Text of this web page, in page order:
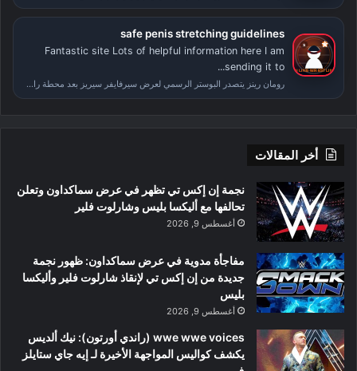
safe penis stretching guidelines
Fantastic site Lots of helpful information here I am
sending it to...
رومان رينز يتصدر البوستر الرسمي لعرض سيرفايفر سيريز بعد محطة راسلمينيا
أخر المقالات
نجمة إن إكس تي تظهر في عرض سماكداون وتعلن
تحالفها مع أليكسا بليس وشارلوت فلير
أغسطس 9, 2026
مفاجأة مدوية في عرض سماكداون: ظهور نجمة
جديدة من إن إكس تي لإنقاذ شارلوت فلير وأليكسا
بليس
أغسطس 9, 2026
wwe wwe voices (راندي أورتون): نيك ألديس
يكشف كواليس المواجهة الأخيرة لـ إيه جاي ستايلز